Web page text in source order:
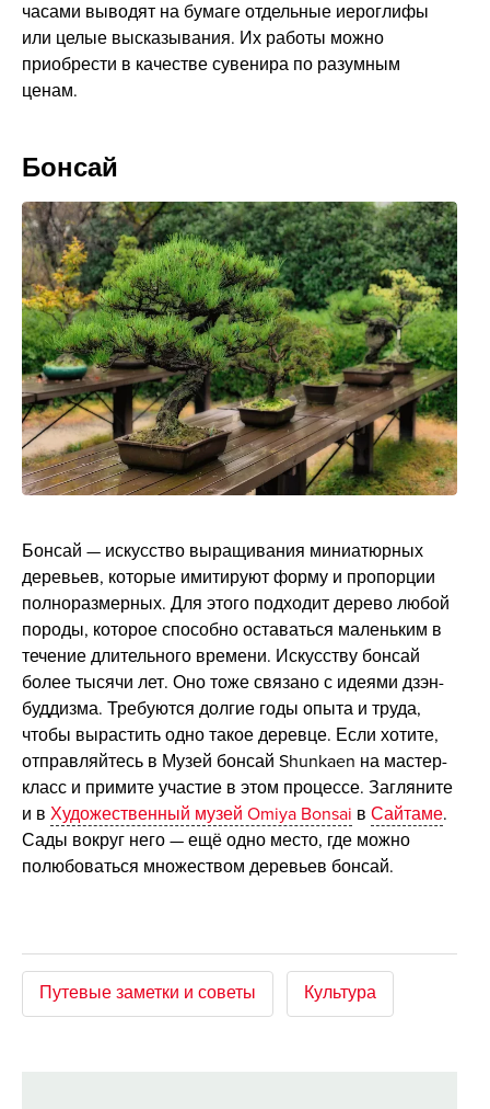
часами выводят на бумаге отдельные иероглифы
или целые высказывания. Их работы можно
приобрести в качестве сувенира по разумным
ценам.
Бонсай
Бонсай — искусство выращивания миниатюрных
деревьев, которые имитируют форму и пропорции
полноразмерных. Для этого подходит дерево любой
породы, которое способно оставаться маленьким в
течение длительного времени. Искусству бонсай
более тысячи лет. Оно тоже связано с идеями дзэн-
буддизма. Требуются долгие годы опыта и труда,
чтобы вырастить одно такое деревце. Если хотите,
отправляйтесь в Музей бонсай Shunkaen на мастер-
класс и примите участие в этом процессе. Загляните
и в Художественный музей Omiya Bonsai в Сайтаме.
Сады вокруг него — ещё одно место, где можно
полюбоваться множеством деревьев бонсай.
Путевые заметки и советы Культура